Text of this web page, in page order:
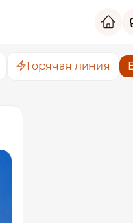
Горячая линия